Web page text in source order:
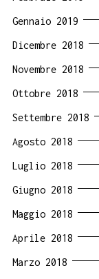
Gennaio 2019
Dicembre 2018
Novembre 2018
Ottobre 2018
Settembre 2018
Agosto 2018
Luglio 2018
Giugno 2018
Maggio 2018
Aprile 2018
Marzo 2018